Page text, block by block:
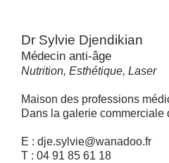
Dr Sylvie Djendikian
Médecin anti-âge
Nutrition, Esthétique, Laser
Maison des professions
Dans la galerie commerciale
E : dje.sylvie@wanadoo.fr
T : 04 91 85 61 18